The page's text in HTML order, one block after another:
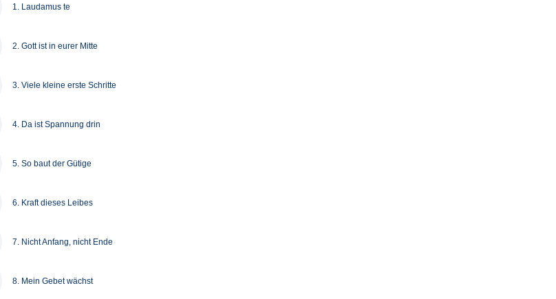
1. Laudamus te
2. Gott ist in eurer Mitte
3. Viele kleine erste Schritte
4. Da ist Spannung drin
5. So baut der Gütige
6. Kraft dieses Leibes
7. Nicht Anfang, nicht Ende
8. Mein Gebet wächst